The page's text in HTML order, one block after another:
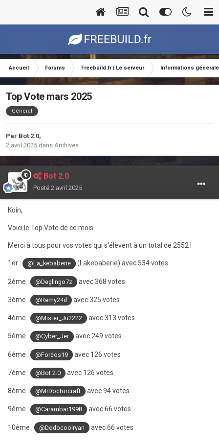
Accueil Forums Freebuild.fr | Le serveur Informations
Top Vote mars 2025
Général
Par Bot 2.0,
2 avril 2025 dans Archives
Bot 2.0
Posté 2 avril 2025
Koin,
Voici le Top Vote de ce mois.
Merci à tous pour vos votes qui s'élèvent à un total de 2552 !
1er : @La_kebaberie (Lakebaberie) avec 534 votes
2ème : @Deglingo7z avec 368 votes
3ème : @Remy24d avec 325 votes
4ème : @Mister_Ju2222 avec 313 votes
5ème : @Cyber_Jer avec 249 votes
6ème : @Fordos19 avec 126 votes
7ème : @Bot 2.0 avec 126 votes
8ème : @MrDoctorcraft avec 94 votes
9ème : @Carambar1998 avec 66 votes
10ème : @Dodocoolryan avec 66 votes